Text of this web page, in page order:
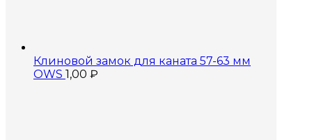
Клиновой замок для каната 57-63 мм
OWS 1,00 ₽